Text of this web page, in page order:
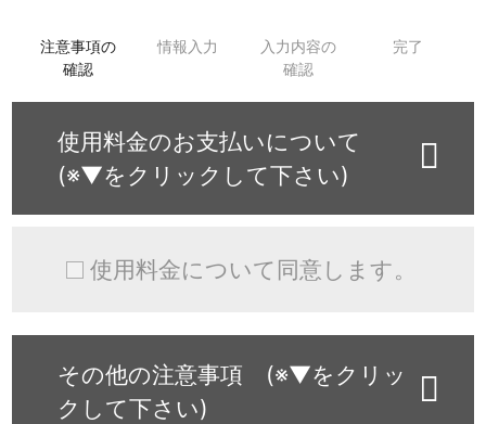
注意事項の
確認
情報入力
入力内容の
確認
完了
使用料金のお支払いについて
(※▼をクリックして下さい)
使用料金について同意します。
その他の注意事項 (※▼をクリッ
クして下さい)